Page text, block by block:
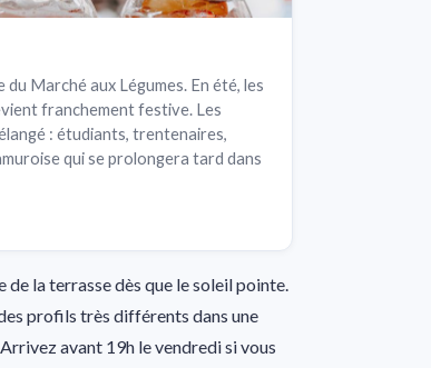
Marché aux Légumes. En été, les
franchement festive. Les
: étudiants, trentenaires,
qui se prolongera tard dans
de la terrasse dès que le soleil pointe.
profils très différents dans une
avant 19h le vendredi si vous